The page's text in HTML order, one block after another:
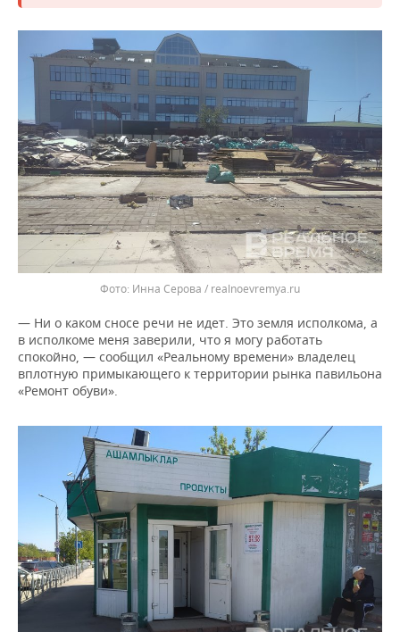
Инна Серова / realnoevremya.ru
— Ни о каком сносе речи не идет. Это земля исполкома, а
в исполкоме меня заверили, что я могу работать
спокойно, — сообщил «Реальному времени» владелец
вплотную примыкающего к территории рынка павильона
«Ремонт обуви».